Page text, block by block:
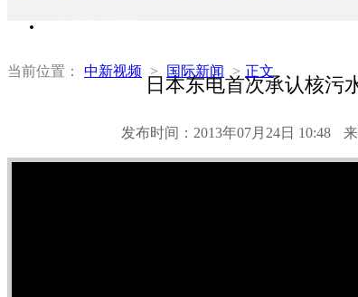
当前位置： 中新视频 > 国际新闻 > 正文
日本东电首次承认核污
发布时间：2013年07月24日 10:48